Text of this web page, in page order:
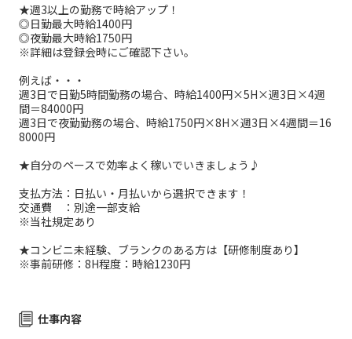
★週3以上の勤務で時給アップ！
◎日勤最大時給1400円
◎夜勤最大時給1750円
※詳細は登録会時にご確認下さい。
例えば・・・
週3日で日勤5時間勤務の場合、時給1400円×5H×週3日×4週
間＝84000円
週3日で夜勤勤務の場合、時給1750円×8H×週3日×4週間＝16
8000円
★自分のペースで効率よく稼いでいきましょう♪
支払方法：日払い・月払いから選択できます！
交通費 ：別途一部支給
※当社規定あり
★コンビニ未経験、ブランクのある方は【研修制度あり】
※事前研修：8H程度：時給1230円
仕事内容